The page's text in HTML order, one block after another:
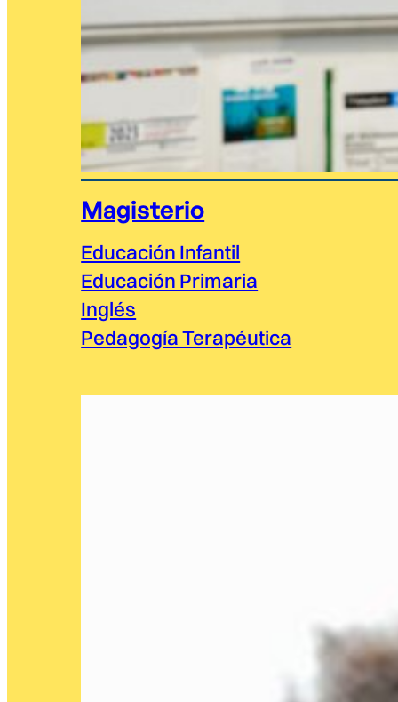
Magisterio
Educación Infantil
Educación Primaria
Inglés
Pedagogía Terapéutica